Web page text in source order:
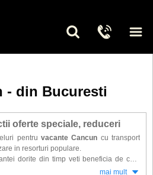
- din Bucuresti
oferte speciale, reduceri
pentru vacante Cancun cu transport
in resorturi populare.
dorite din timp veti beneficia de cele
preturi promotionale & discounturi
mai mult